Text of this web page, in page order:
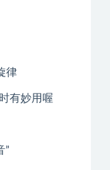
律
有妙用喔
”